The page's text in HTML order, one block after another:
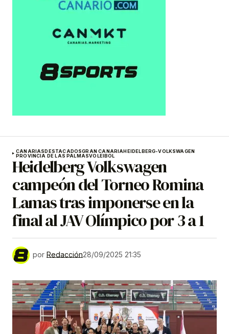
CANARIASDESTACADOSGRAN CANARIAHEIDELBERG-VOLKSWAGEN
PROVINCIA DE LAS PALMASVOLEIBOL
Heidelberg Volkswagen
campeón del Torneo Romina
Lamas tras imponerse en la
final al JAV Olímpico por 3 a 1
por Redacción28/09/2025 21:35